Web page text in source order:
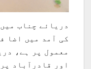
دریائے چناب
کی آمد میں اضا
معمول پر ہے،
اور قادرآباد